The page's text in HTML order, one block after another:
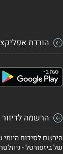
הורדת
הרשמה לדיוור
הירשם לסיכום היומי
של ביזפורטל -